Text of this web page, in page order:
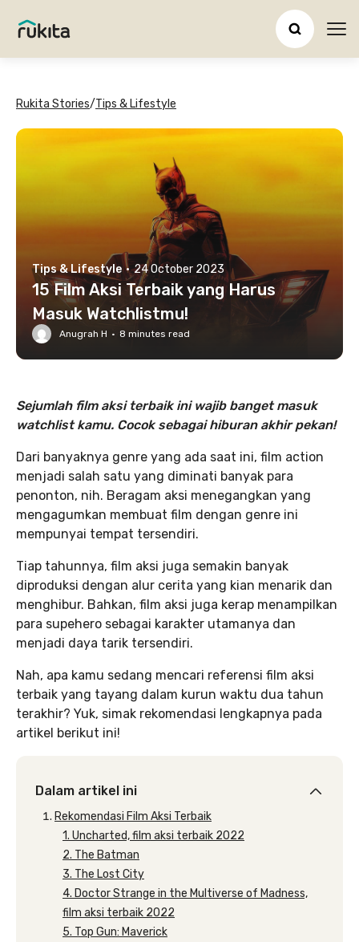
Rukita Stories/Tips & Lifestyle
Tips & Lifestyle · 24 October 2023
15 Film Aksi Terbaik yang Harus
Masuk Watchlistmu!
Anugrah H · 8 minutes read
Sejumlah film aksi terbaik ini wajib banget masuk
watchlist kamu. Cocok sebagai hiburan akhir pekan!
Dari banyaknya genre yang ada saat ini, film action
menjadi salah satu yang diminati banyak para
penonton, nih. Beragam aksi menegangkan yang
mengagumkan membuat film dengan genre ini
mempunyai tempat tersendiri.
Tiap tahunnya, film aksi juga semakin banyak
diproduksi dengan alur cerita yang kian menarik dan
menghibur. Bahkan, film aksi juga kerap menampilkan
para supehero sebagai karakter utamanya dan
menjadi daya tarik tersendiri.
Nah, apa kamu sedang mencari referensi film aksi
terbaik yang tayang dalam kurun waktu dua tahun
terakhir? Yuk, simak rekomendasi lengkapnya pada
artikel berikut ini!
Dalam artikel ini
Rekomendasi Film Aksi Terbaik
1. Uncharted, film aksi terbaik 2022
2. The Batman
3. The Lost City
4. Doctor Strange in the Multiverse of Madness,
film aksi terbaik 2022
5. Top Gun: Maverick